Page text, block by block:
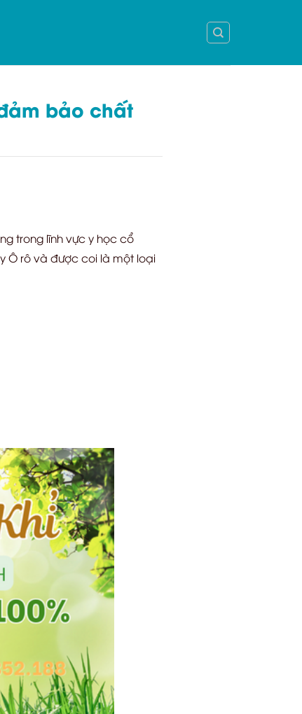
bảo chất
trong lĩnh vực y học cổ
Ô rô và được coi là một loại